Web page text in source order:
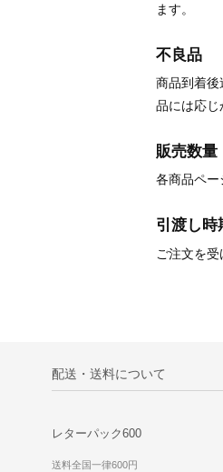
ます。
不良品
商品到着後
品には応じ
販売数量
各商品ペー
引渡し時
ご注文を受
配送・送料について
レターパック600
送料全国一律600円